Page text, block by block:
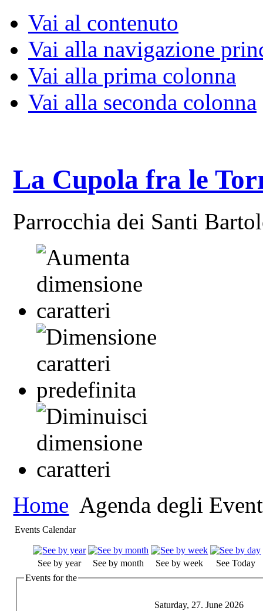
Vai al contenuto
Vai alla navigazione
Vai alla prima colonna
Vai alla seconda colonna
La Cupola fra le
Parrocchia dei Santi
Home Agenda degli
Events Calendar
See by year See by month See by week
See Today
Events for the
Saturday, 27. June 2026